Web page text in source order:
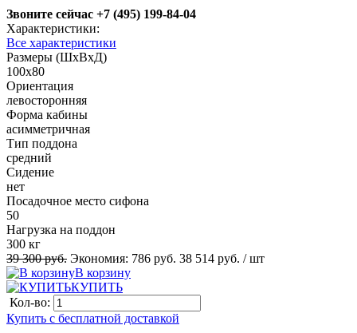
Звоните сейчас +7 (495) 199-84-04
Характеристики:
Все характеристики
Размеры (ШхВхД)
100x80
Ориентация
левосторонняя
Форма кабины
асимметричная
Тип поддона
средний
Сидение
нет
Посадочное место сифона
50
Нагрузка на поддон
300 кг
39 300 руб. Экономия: 786 руб. 38 514 руб. / шт
В корзину
КУПИТЬ
Кол-во:
Купить с бесплатной доставкой